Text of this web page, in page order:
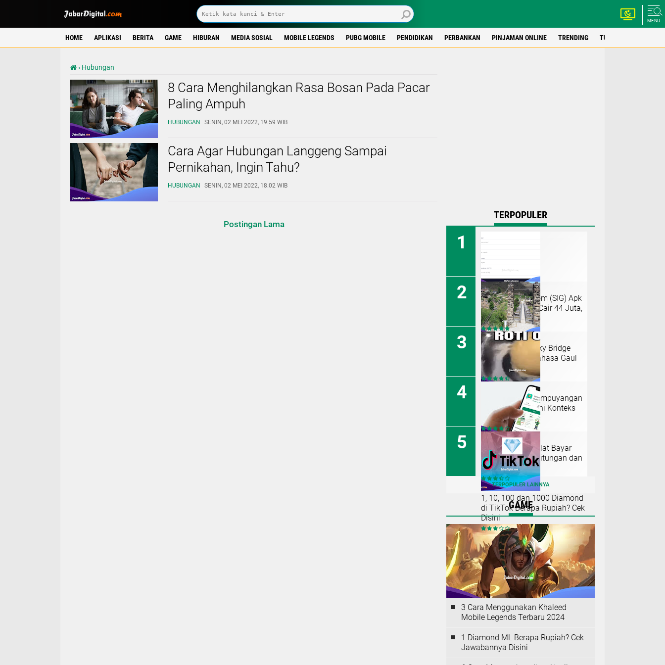
MENU
HOME APLIKASI BERITA GAME HIBURAN MEDIA SOSIAL MOBILE LEGENDS PUBG MOBILE PENDIDIKAN PERBANKAN PINJAMAN ONLINE TRENDING TUTORIAL
› Hubungan
8 Cara Menghilangkan Rasa Bosan Pada Pacar
Paling Ampuh
HUBUNGAN SENIN, 02 MEI 2022, 19.59 WIB
Cara Agar Hubungan Langgeng Sampai
Pernikahan, Ingin Tahu?
HUBUNGAN SENIN, 02 MEI 2022, 18.02 WIB
Postingan Lama
TERPOPULER
H5 Sigidshare Com (SIG) Apk
Penghasil Uang Cair 44 Juta,
Daftar Disini!
TERJAWAB! Shaky Bridge
Artinya dalam Bahasa Gaul
Indonesia
Roti O Stasiun Lempuyangan
Meme Kenapa? Ini Konteks
Viralnya
Berapa Denda Telat Bayar
BantuSaku? Perhitungan dan
Resikonya 2024
1, 10, 100 dan 1000 Diamond
di TikTok Berapa Rupiah? Cek
Disini
TERPOPULER LAINNYA
GAME
3 Cara Menggunakan Khaleed
Mobile Legends Terbaru 2024
1 Diamond ML Berapa Rupiah? Cek
Jawabannya Disini